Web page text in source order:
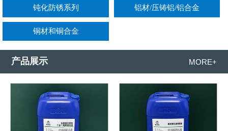
钝化防锈系列 铝材/压铸铝/铝合金
铜材和铜合金
产品展示 MORE+